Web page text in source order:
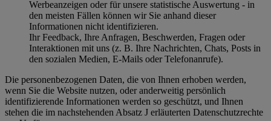
Werbeanzeigen oder für unsere statistische Auswertung - in
den meisten Fällen können wir Sie anhand dieser
Informationen nicht identifizieren.
Ihr Feedback, Ihre Anfragen, Beschwerden, Fragen oder
Interaktionen mit uns (z. B. Ihre Nachrichten, Chats, Posts in
den sozialen Medien, E-Mails oder Telefonanrufe).
Die personenbezogenen Daten, die von Ihnen erhoben werden,
wenn Sie die Website nutzen, oder anderweitig persönlich
identifizierende Informationen werden so geschützt, und Ihnen
stehen die im nachstehenden Absatz J erläuterten Datenschutzrechte